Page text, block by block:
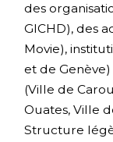
des
GICHD), des
Movie),
et de
(Ville de
Ouates, Ville
Structure